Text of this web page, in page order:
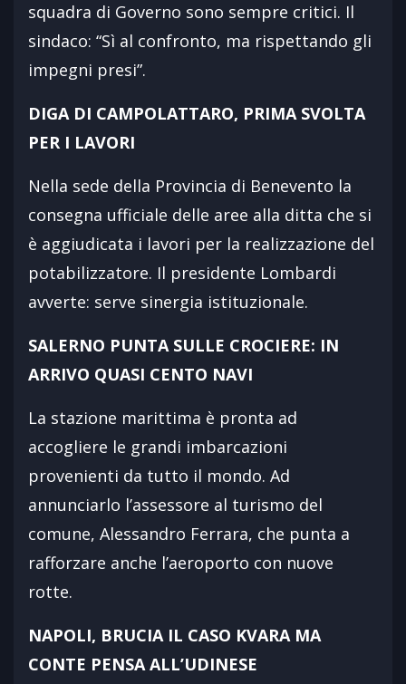
squadra di Governo sono sempre critici. Il
sindaco: “Sì al confronto, ma rispettando gli
impegni presi”.
DIGA DI CAMPOLATTARO, PRIMA SVOLTA
PER I LAVORI
Nella sede della Provincia di Benevento la
consegna ufficiale delle aree alla ditta che si
è aggiudicata i lavori per la realizzazione del
potabilizzatore. Il presidente Lombardi
avverte: serve sinergia istituzionale.
SALERNO PUNTA SULLE CROCIERE: IN
ARRIVO QUASI CENTO NAVI
La stazione marittima è pronta ad
accogliere le grandi imbarcazioni
provenienti da tutto il mondo. Ad
annunciarlo l’assessore al turismo del
comune, Alessandro Ferrara, che punta a
rafforzare anche l’aeroporto con nuove
rotte.
NAPOLI, BRUCIA IL CASO KVARA MA
CONTE PENSA ALL’UDINESE